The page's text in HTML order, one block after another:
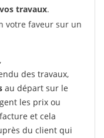
travaux.
votre faveur sur un
des travaux,
au départ sur le
les prix ou
et cela
du client qui